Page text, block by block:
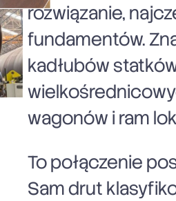
rozwiązanie,
fundamentów.
kadłubów
wagonów i ram
To połączenie
Sam drut